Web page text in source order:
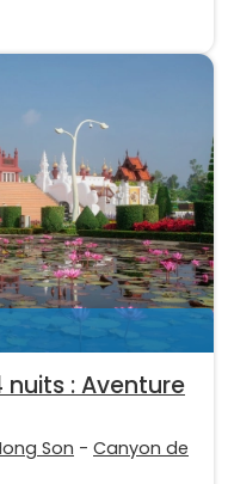
nuits : Aventure
Son - Canyon de